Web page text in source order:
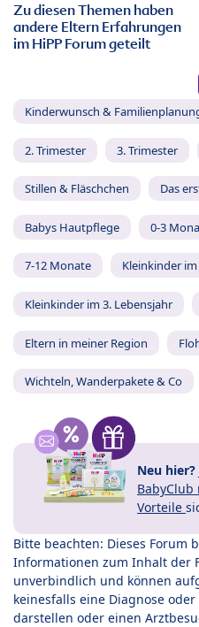
Zu diesen Themen haben
andere Eltern Erfahrungen
im HiPP Forum geteilt
Kinderwunsch &
2. Trimester 3. Trimester
Stillen & Fläschchen Das
Babys Hautpflege 0-3
7-12 Monate Kleinkinder
Kleinkinder im 3. Lebensjahr
Eltern in meiner Region
Wichteln, Wanderpakete & Co
Neu hier?
Vorteile
Bitte beachten: Dieses Forum
Informationen zum Inhalt der
unverbindlich und können
keinesfalls eine Diagnose
darstellen oder einen